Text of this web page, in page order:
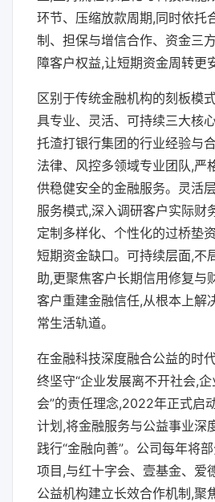
环节、压缩放款周期,同时依托
制、担保与增信合作、资金三
障客户权益,让短期资金周转更
区别于传统金融机构的刻板模
具专业、灵活、可持续三大核
托渣打银行集团的行业经验与
法律、风控多领域专业团队,严
供稳健安全的金融服务。灵活
服务模式,深入调研客户实际财
定制多样化、个性化的过桥垫
短期资金缺口。可持续层面,不
助,更聚焦客户长期信用修复与
客户重建金融信任,从根本上解
常生活轨道。
在金融科技深度融合公益的时
终坚守“企业发展离不开社会,
会”的责任理念,2022年正式启
计划,将金融服务与公益事业深
践行“金融向善”。公司每年将
项目,与红十字会、壹基金、爱
公益机构建立长效合作机制,聚